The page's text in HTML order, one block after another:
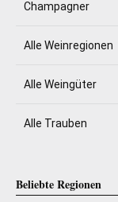
Champagner
Alle Weinregionen
Alle Weingüter
Alle Trauben
Beliebte Regionen